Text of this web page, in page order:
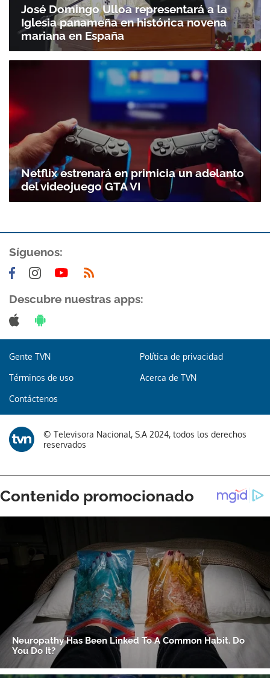
Gracias por suscribirte a nuestro boletín.
ACEPTAR
José Domingo Ulloa representará a la
Iglesia panameña en histórica novena
mariana en España
Netflix estrenará en primicia un adelanto
del videojuego GTA VI
Síguenos:
Descubre nuestras apps:
Gente TVN Política de privacidad
Términos de uso Acerca de TVN
Contáctenos
© Televisora Nacional, S.A 2024, todos los derechos
reservados